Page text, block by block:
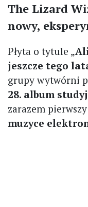
The Lizard
nowy,
Płyta o tytule „
jeszcze tego
grupy wytwórni
28. album
zarazem
muzyce